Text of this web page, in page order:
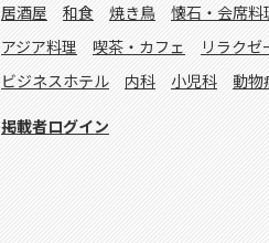
居酒屋
和食 焼き鳥 懐石・会席料
アジア料理
喫茶・カフェ リラクゼ
ビジネスホテル
内科 小児科 動物
掲載者ログイン